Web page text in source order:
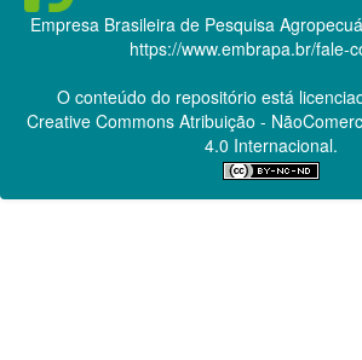
Empresa Brasileira de Pesquisa
https://www.embrapa.br/fale-
O conteúdo do repositório está
Creative CommonsAtribuição -
4.0 Internacional.